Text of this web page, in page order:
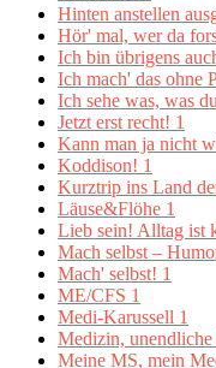
Hinten anstellen
Hör' mal, wer da
Ich bin übrigens
Ich mach' das ohne
Ich sehe was, was
Jetzt erst recht! 1
Kann man ja nicht
Koddison! 1
Kurztrip ins Land
Läuse&Flöhe 1
Lieb sein! Alltag ist
Mach selbst –
Mach' selbst! 1
ME/CFS 1
Medi-Karussell 1
Medizin,
Meine MS, mein